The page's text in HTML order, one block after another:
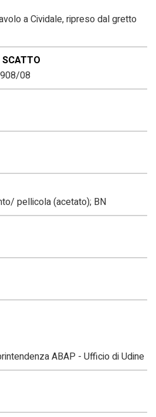
a Cividale, ripreso dal gretto
SCATTO
08
pellicola (acetato); BN
ABAP - Ufficio di Udine